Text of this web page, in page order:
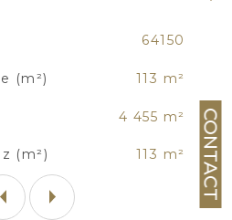
CONTACT
64150
(m²) 113 m²
4 455 m²
(m²) 113 m²
risques auxquels ce bien est